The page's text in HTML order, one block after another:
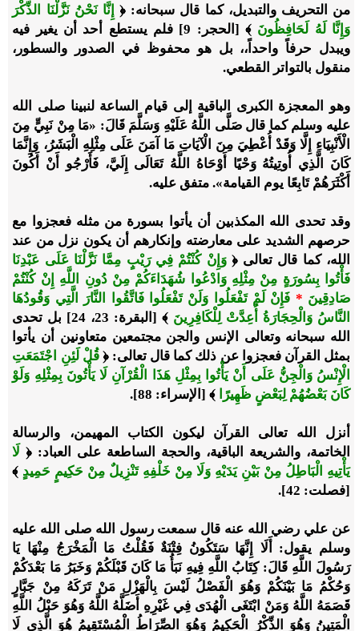
من التحريف والتبديل، كما قال سبحانه: ﴿ إِنَّا نَحْنُ نَزَّلْنَا الذِّكْرَ
وَإِنَّا لَهُ لَحَافِظُونَ
﴾ [الحجر: 9] فلم يستطع أحد أن يغير فيه
ويبدل حرفاً واحداً،، بل هو محفوظ في الصدور والسطور،
منقول بالتواتر القطعي.
وهو المعجزة الكبرى الباقية إلى قيام الساعة لنبينا صلى الله
عليه وسلم كما قال صَلَّى اللَّهُ عَلَيْهِ وَسَلَّمَ قَالَ: «مَا مِنْ نَبِيٍّ مِنَ
الْأَنْبِيَاءِ إِلَّا وَقَدْ أُعْطِيَ مِنَ الْآيَاتِ مَا آمَنَ عَلَى مِثْلِهِ الْبَشَرُ، وَإِنَّمَا
كَانَ الَّذِي أُوتِيتُهُ وَحْيًا أَوْحَاهُ اللَّهُ تَعَالَى إِلَيَّ، فَأَرْجُو أَنْ أَكُونَ
أَكْثَرَهُمْ تَابِعًا يوم القيامة». متفق عليه.
وقد تحدى الله المكذبين أن يأتوا بسورة من مثله فعجزوا مع
حرصهم الشديد على معارضته وإنكارهم أن يكون نزل من عند
الله، كما قال تعالى ﴿وَإِنْ كُنْتُمْ فِي رَيْبٍ مِمَّا نَزَّلْنَا عَلَى عَبْدِنَا
فَأْتُوا بِسُورَةٍ مِنْ مِثْلِهِ وَادْعُوا شُهَدَاءَكُمْ مِنْ دُونِ اللَّهِ إِنْ كُنْتُمْ
صَادِقِينَ * فَإِنْ لَمْ تَفْعَلُوا وَلَنْ تَفْعَلُوا فَاتَّقُوا النَّارَ الَّتِي وَقُودُهَا
النَّاسُ وَالْحِجَارَةُ أُعِدَّتْ لِلْكَافِرِينَ
﴾ [البقرة: 23، 24] بل تحدى
الله سبحانه وتعالى الإنس والجن مجتمعين متعاونين أن يأتوا
بمثل القرآن فعجزوا عن ذلك كما قال تعالى: ﴿قُلْ لَئِنِ اجْتَمَعَتِ
الْإِنْسُ وَالْجِنُّ عَلَى أَنْ يَأْتُوا بِمِثْلِ هَذَا الْقُرْآنِ لَا يَأْتُونَ بِمِثْلِهِ وَلَوْ
كَانَ بَعْضُهُمْ لِبَعْضٍ ظَهِيرًا ﴾ [الإسراء: 88].
أنزل الله تعالى القرآن ليكون الكتاب المهيمن، والرسالة
الخاتمة، والشريعة الباقية، والحجة الساطعة على العباد: ﴿ لَا
يَأْتِيهِ الْبَاطِلُ مِنْ بَيْنِ يَدَيْهِ وَلَا مِنْ خَلْفِهِ تَنْزِيلٌ مِنْ حَكِيمٍ حَمِيدٍ ﴾
[فصلت: 42].
عن علي رضي الله عنه قال سمعت رسول الله صلى الله عليه
وسلم يقول: أَلَا إِنَّهَا سَتَكُونُ فِتْنَةٌ فَقُلْتُ مَا الْمَخْرَجُ مِنْهَا يَا
رَسُولَ اللَّهِ قَالَ: كِتَابُ اللَّهِ فِيهِ نَبَأُ مَا كَانَ قَبْلَكُمْ وَخَبَرُ مَا بَعْدَكُمْ
وَحُكْمُ مَا بَيْنَكُمْ وَهُوَ الْفَصْلُ لَيْسَ بِالْهَزْلِ مَنْ تَرَكَهُ مِنْ جَبَّارٍ
قَصَمَهُ اللَّهُ وَمَنْ ابْتَغَى الْهُدَى فِي غَيْرِهِ أَضَلَّهُ اللَّهُ وَهُوَ حَبْلُ اللَّهِ
الْمَتِينُ وَهُوَ الذِّكْرُ الْحَكِيمُ وَهُوَ الصِّرَاطُ الْمُسْتَقِيمُ هُوَ الَّذِي لَا